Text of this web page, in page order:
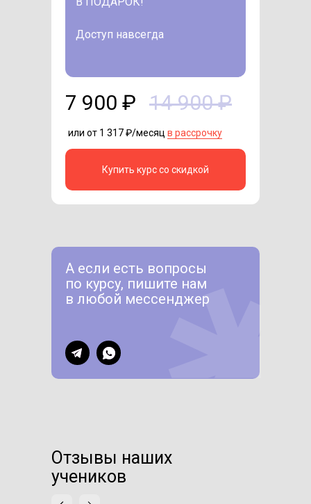
или от 1 317 ₽/месяц в рассрочку
14 900 ₽
7 900 ₽
Купить курс со скидкой
Доступ навсегда
А если есть вопросы
по курсу, пишите нам
в любой мессенджер
Отзывы наших
учеников